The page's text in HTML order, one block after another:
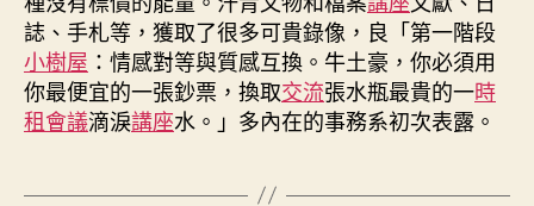
誌、手札等，獲取了很多可貴錄像，良「第一階段
小樹屋 ：情感對等與質感互換。牛土豪，你必須用
你最便宜的一張鈔票，換取交流張水瓶最貴的一時
租會議滴淚講座水。」多內在的事務系初次表露。